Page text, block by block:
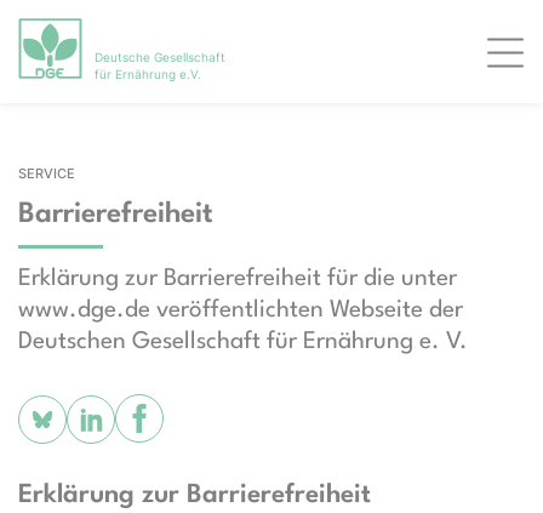
Deutsche Gesellschaft
für Ernährung e.V.
SERVICE
Barrierefreiheit
Erklärung zur Barrierefreiheit für die unter
www.dge.de veröffentlichten Webseite der
Deutschen Gesellschaft für Ernährung e. V.
Erklärung zur Barrierefreiheit